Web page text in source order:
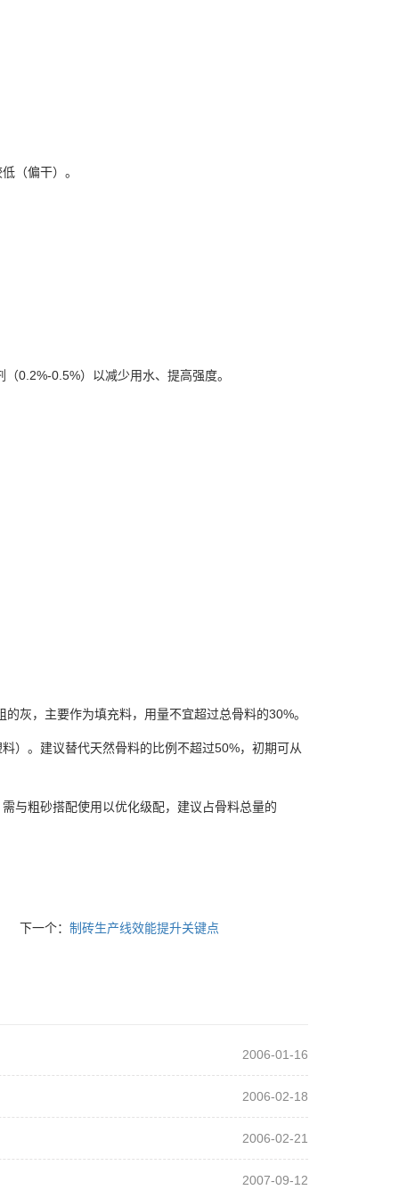
（偏干）。
0.2%-0.5%）以减少用水、提高强度。
灰，主要作为填充料，用量不宜超过总骨料的30%。
）。建议替代天然骨料的比例不超过50%，初期可从
与粗砂搭配使用以优化级配，建议占骨料总量的
下一个：制砖生产线效能提升关键点
2006-01-16
2006-02-18
2006-02-21
2007-09-12